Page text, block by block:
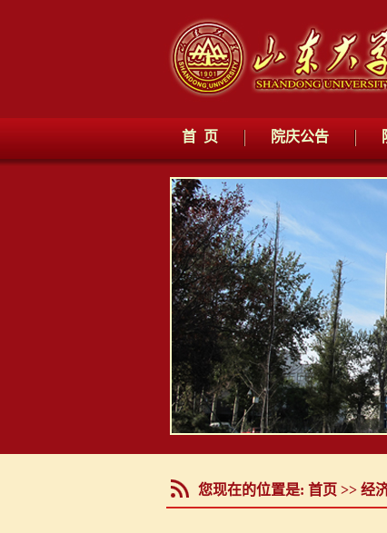
首 页 院庆公告
您现在的位置是: 首页 >> 经